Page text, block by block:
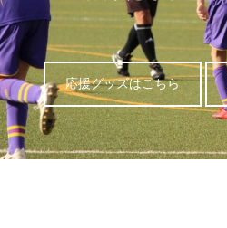
応援グッズはこちら